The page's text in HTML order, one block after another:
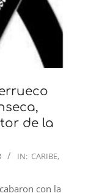
de la
IN: CARIBE,
con la